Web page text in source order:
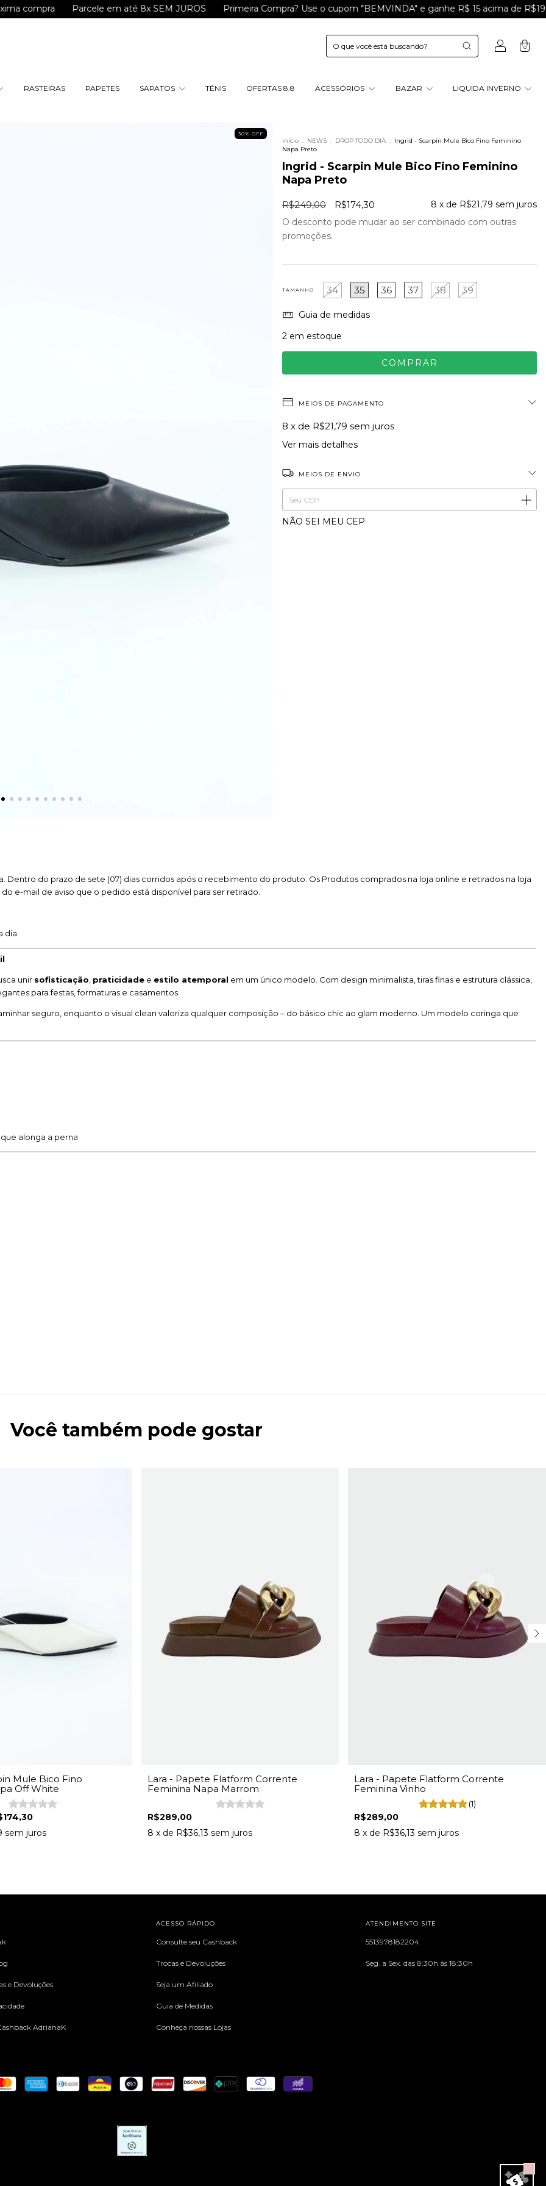
Parcele em até 8x SEM JUROS Primeira Compra? Use o cupom "BEMVINDA" e ganhe R$ 15 acima de R$199
0
RASTEIRAS PAPETES SAPATOS TÊNIS OFERTAS 8.8 ACESSÓRIOS BAZAR LIQUIDA INVERNO
30% OFF
Início . NEWS . DROP TODO DIA . Ingrid - Scarpin Mule Bico Fino Feminino
Napa Preto
Ingrid - Scarpin Mule Bico Fino Feminino
Napa Preto
R$249,00 R$174,30 8 x de R$21,79 sem juros
O desconto pode mudar ao ser combinado com outras
promoções.
TAMANHO 34 35 36 37 38 39
Guia de medidas
2 em estoque
MEIOS DE PAGAMENTO
8 x de R$21,79 sem juros
Ver mais detalhes
MEIOS DE ENVIO
Entregas para o CEP: ALTERAR CEP
NÃO SEI MEU CEP
Dentro do prazo de sete (07) dias corridos após o recebimento do produto. Os Produtos comprados na loja online e retirados na loja
e-mail de aviso que o pedido está disponível para ser retirado.
dia
unir sofisticação, praticidade e estilo atemporal em um único modelo. Com design minimalista, tiras finas e estrutura clássica,
para festas, formaturas e casamentos.
seguro, enquanto o visual clean valoriza qualquer composição – do básico chic ao glam moderno. Um modelo coringa que
alonga a perna
Você também pode gostar
Mule Bico Fino
Off White
sem juros
Lara - Papete Flatform Corrente
Feminina Napa Marrom
R$289,00
8 x de R$36,13 sem juros
Lara - Papete Flatform Corrente
Feminina Vinho
(1)
R$289,00
8 x de R$36,13 sem juros
e Devoluções
AdrianaK
ACESSO RÁPIDO
Consulte seu Cashback
Trocas e Devoluções
Seja um Afiliado
Guia de Medidas
Conheça nossas Lojas
ATENDIMENTO SITE
5513978182204
Seg. a Sex. das 8:30h às 18:30h